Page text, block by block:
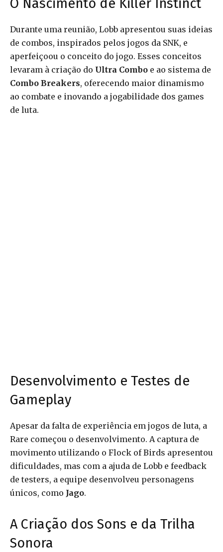
O Nascimento de Killer Instinct
Durante uma reunião, Lobb apresentou suas ideias
de combos, inspirados pelos jogos da SNK, e
aperfeiçoou o conceito do jogo. Esses conceitos
levaram à criação do Ultra Combo e ao sistema de
Combo Breakers, oferecendo maior dinamismo
ao combate e inovando a jogabilidade dos games
de luta.
Desenvolvimento e Testes de
Gameplay
Apesar da falta de experiência em jogos de luta, a
Rare começou o desenvolvimento. A captura de
movimento utilizando o Flock of Birds apresentou
dificuldades, mas com a ajuda de Lobb e feedback
de testers, a equipe desenvolveu personagens
únicos, como Jago.
A Criação dos Sons e da Trilha
Sonora